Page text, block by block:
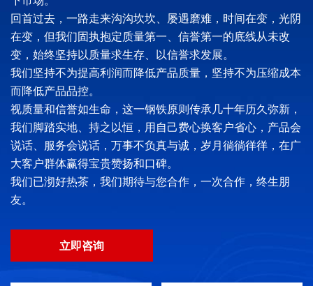
回首过去，一路走来沟沟坎坎、屡遇磨难，时间在变，光阴
在变，但我们固执抱定质量第一、信誉第一的底线从未改
变，始终坚持以质量求生存、以信誉求发展。
我们坚持不为提高利润而降低产品质量，坚持不为压缩成本
而降低产品品控。
视质量和信誉如生命，这一钢铁原则传承几十年历久弥新，
我们脚踏实地、持之以恒，用自己费心换客户省心，产品会
说话、服务会说话，万事不负真与诚，岁月徜徜徉徉，在广
大客户群体赢得宝贵赞扬和口碑。
我们已沏好热茶，我们期待与您合作，一次合作，终生朋
友。
立即咨询